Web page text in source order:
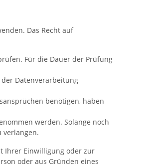
Das Recht auf
Für die Dauer der Prüfung
Datenverarbeitung
benötigen, haben
werden. Solange noch
verlangen.
Ihrer Einwilligung oder zur
oder aus Gründen eines